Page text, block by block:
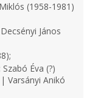
(1958-1981)
Decsényi János
Szabó Éva (?)
Varsányi Anikó